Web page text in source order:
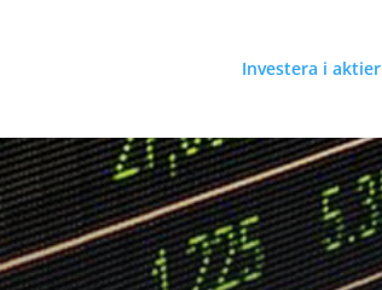
Investera i aktier